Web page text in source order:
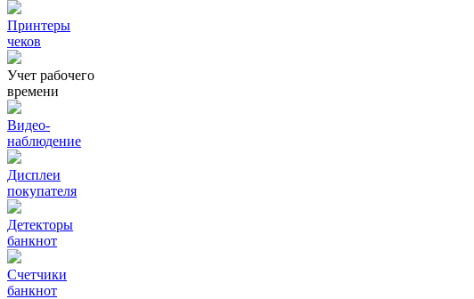
Принтеры
чеков
Учет рабочего
времени
Видео‑
наблюдение
Дисплеи
покупателя
Детекторы
банкнот
Счетчики
банкнот